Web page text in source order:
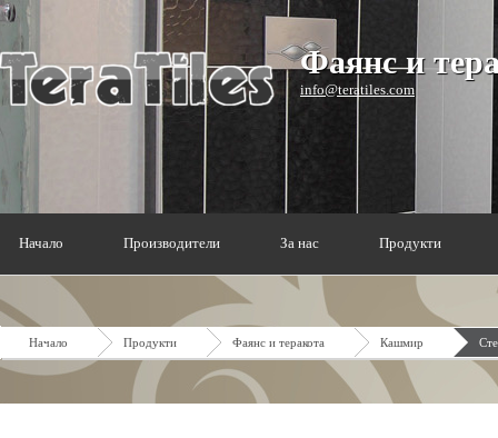
Фаянс и
info@teratiles.com
Начало Производители За нас Продукти
Начало Продукти Фаянс и теракота Кашмир